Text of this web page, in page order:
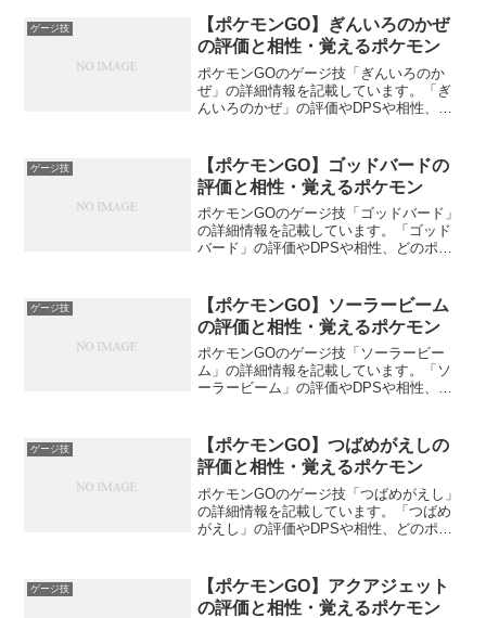
評価7.5 / 10点タイプあく
DPS11.11DPS...
ゲージ技
【ポケモンGO】ぎんいろのかぜ
の評価と相性・覚えるポケモン
ポケモンGOのゲージ技「ぎんいろのか
ぜ」の詳細情報を記載しています。「ぎ
んいろのかぜ」の評価やDPSや相性、ど
ぎんいろのかぜの詳細評価6.0 / 10点タイ
プむしDP...
ゲージ技
【ポケモンGO】ゴッドバードの
評価と相性・覚えるポケモン
ポケモンGOのゲージ技「ゴッドバード」
の詳細情報を記載しています。「ゴッド
バード」の評価やDPSや相性、どのポケ
バードの詳細評価8.5 / 10点タイプひこう
DPS2...
ゲージ技
【ポケモンGO】ソーラービーム
の評価と相性・覚えるポケモン
ポケモンGOのゲージ技「ソーラービー
ム」の詳細情報を記載しています。「ソ
ーラービーム」の評価やDPSや相性、ど
ソーラービームの詳細評価10 / 10点タイ
プくさDPS...
ゲージ技
【ポケモンGO】つばめがえしの
評価と相性・覚えるポケモン
ポケモンGOのゲージ技「つばめがえし」
の詳細情報を記載しています。「つばめ
がえし」の評価やDPSや相性、どのポケ
がえしの詳細評価7.0 / 10点タイプひこう
DPS1...
ゲージ技
【ポケモンGO】アクアジェット
の評価と相性・覚えるポケモン